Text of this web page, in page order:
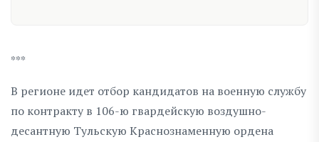
***
В регионе идет отбор кандидатов на военную службу
по контракту в 106-ю гвардейскую воздушно-
десантную Тульскую Краснознаменную ордена